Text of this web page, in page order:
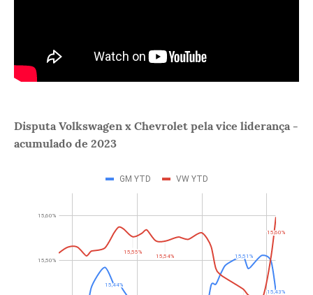
Disputa Volkswagen x Chevrolet pela vice liderança -
acumulado de 2023